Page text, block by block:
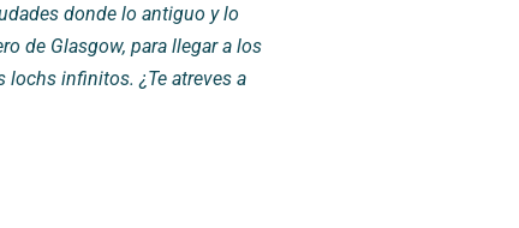
donde lo antiguo y lo
de Glasgow, para llegar a los
lochs infinitos. ¿Te atreves a